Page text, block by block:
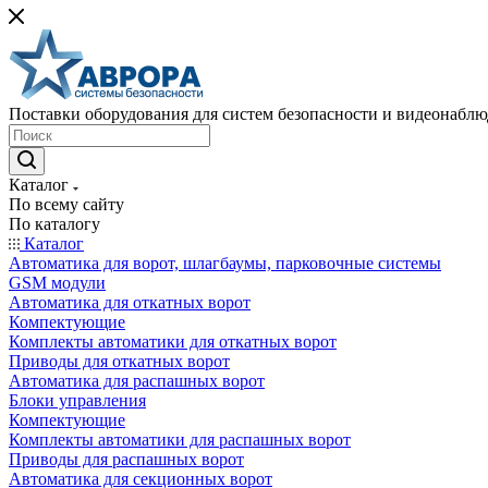
Поставки оборудования для систем безопасности и
Каталог
По всему сайту
По каталогу
Каталог
Автоматика для ворот, шлагбаумы, парковочные системы
GSM модули
Автоматика для откатных ворот
Компектующие
Комплекты автоматики для откатных ворот
Приводы для откатных ворот
Автоматика для распашных ворот
Блоки управления
Компектующие
Комплекты автоматики для распашных ворот
Приводы для распашных ворот
Автоматика для секционных ворот